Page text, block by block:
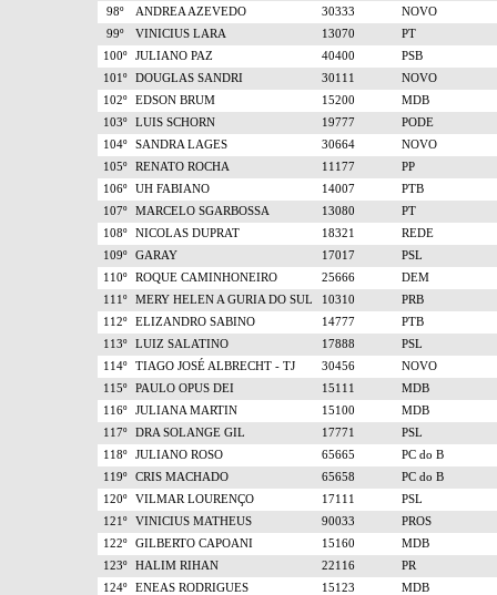
98º ANDREA AZEVEDO 30333
NOVO
99º
VINICIUS LARA 13070
PT
100º
JULIANO PAZ 40400
PSB
101º
DOUGLAS SANDRI 30111
NOVO
102º
EDSON BRUM 15200
MDB
103º
LUIS SCHORN 19777
PODE
104º
SANDRA LAGES 30664
NOVO
105º
RENATO ROCHA 11177
PP
106º
UH FABIANO 14007
PTB
107º
MARCELO SGARBOSSA 13080
PT
108º
NICOLAS DUPRAT 18321
REDE
109º
GARAY 17017
PSL
110º
ROQUE CAMINHONEIRO 25666
DEM
111º
MERY HELEN A GURIA DO SUL 10310
PRB
112º
ELIZANDRO SABINO 14777
PTB
113º
LUIZ SALATINO 17888
PSL
114º
TIAGO JOSÉ ALBRECHT - TJ 30456
NOVO
115º
PAULO OPUS DEI 15111
MDB
116º
JULIANA MARTIN 15100
MDB
117º
DRA SOLANGE GIL 17771
PSL
118º
JULIANO ROSO 65665
PC do B
119º
CRIS MACHADO 65658
PC do B
120º
VILMAR LOURENÇO 17111
PSL
121º
VINICIUS MATHEUS 90033
PROS
122º
GILBERTO CAPOANI 15160
MDB
123º
HALIM RIHAN 22116
PR
124º
ENEAS RODRIGUES 15123
MDB